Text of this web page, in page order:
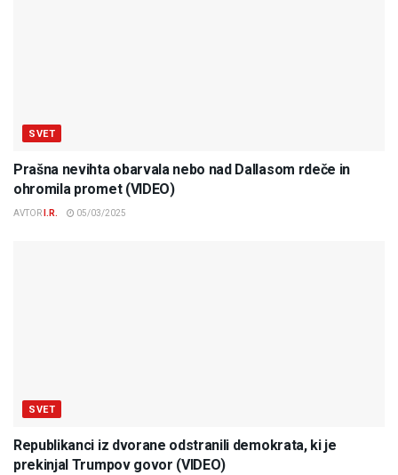
SVET
Prašna nevihta obarvala nebo nad Dallasom rdeče in
ohromila promet (VIDEO)
AVTOR I.R. 05/03/2025
SVET
Republikanci iz dvorane odstranili demokrata, ki je
prekinjal Trumpov govor (VIDEO)